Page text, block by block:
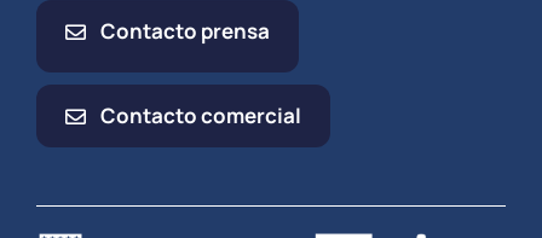
Contacto prensa
Contacto comercial